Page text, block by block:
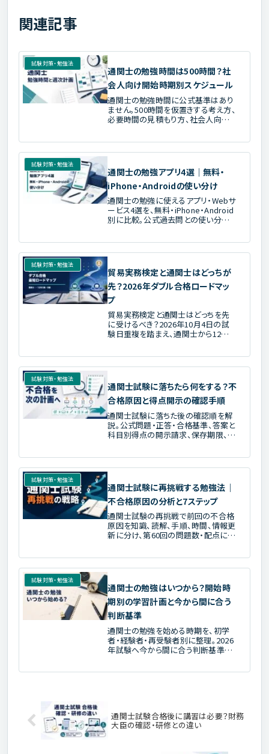
関連記事
試験対策・勉強法
通関士の勉強時間は500時間？社
会人向け開始時期別スケジュール
通関士の勉強時間に公式基準はあり
ません。500時間を仮置きする考え方、
必要時間の見積もり方、社会人向け
試験対策・勉強法
通関士の勉強アプリ4選｜無料・
iPhone・Androidの使い分け
通関士の勉強に使えるアプリ・Webサ
ービス4選を、無料・iPhone・Android
別に比較。公式過去問との使い分け、
試験対策・勉強法
貿易実務検定と通関士はどっちが
先？2026年ダブル合格ロードマッ
プ
貿易実務検定と通関士はどっちを先
に受けるべき？2026年10月4日の試
験日重複を踏まえ、通関士から12月C
試験対策・勉強法
通関士試験に落ちたら何をする？不
合格原因と得点開示の確認手順
通関士試験に落ちた後の確認順を解
説。公式問題・正答・合格基準、答案と
科目別得点の開示請求、保存期限、誤
試験対策・勉強法
通関士試験に再挑戦する勉強法｜
不合格原因の分析と7ステップ
通関士試験の再挑戦で前回の不合格
原因を知識、読解、手順、時間、情報更
新に分け、第60回の問題数・配点に合
試験対策・勉強法
通関士の勉強はいつから？開始時
期別の学習計画と今から間に合う
判断基準
通関士の勉強を始める時期を、初学
者・経験者・再受験者別に整理。2026
年試験へ今から間に合う判断基準、
通関士試験合格後に講習は必要？財務
大臣の確認・研修との違い